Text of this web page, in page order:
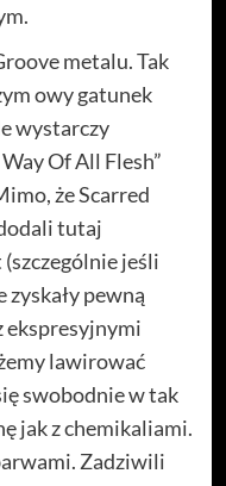
metalu. Tak
owy gatunek
wystarczy
Of All Flesh”
że Scarred
tutaj
jeśli
pewną
ekspresyjnymi
lawirować
swobodnie w tak
jak z chemikaliami.
Zadziwili